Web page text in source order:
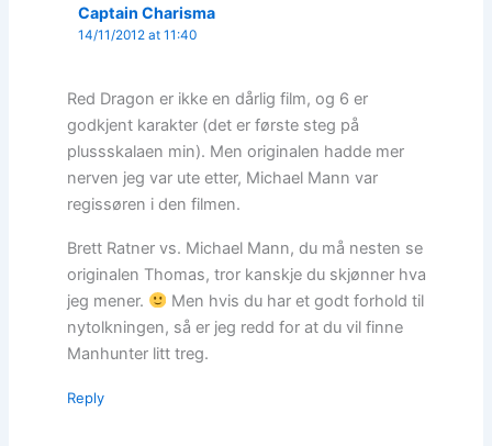
Captain Charisma
14/11/2012 at 11:40
Red Dragon er ikke en dårlig film, og 6 er
godkjent karakter (det er første steg på
plussskalaen min). Men originalen hadde mer
nerven jeg var ute etter, Michael Mann var
regissøren i den filmen.
Brett Ratner vs. Michael Mann, du må nesten se
originalen Thomas, tror kanskje du skjønner hva
jeg mener.
Men hvis du har et godt forhold til
nytolkningen, så er jeg redd for at du vil finne
Manhunter litt treg.
Reply